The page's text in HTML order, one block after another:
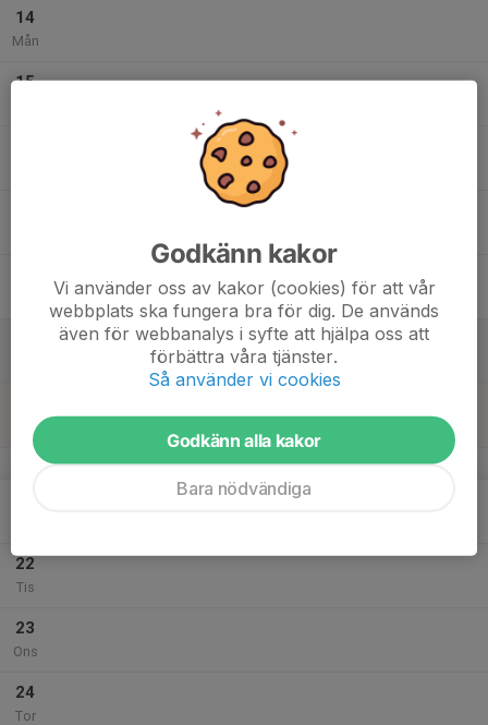
14
Mån
15
Sön
v.30
22
Tis
23
Ons
24
Tor
Godkänn kakor
Vi använder oss av kakor (cookies) för att vår
webbplats ska fungera bra för dig. De används
även för webbanalys i syfte att hjälpa oss att
förbättra våra tjänster.
Så använder vi cookies
Godkänn alla kakor
Bara nödvändiga